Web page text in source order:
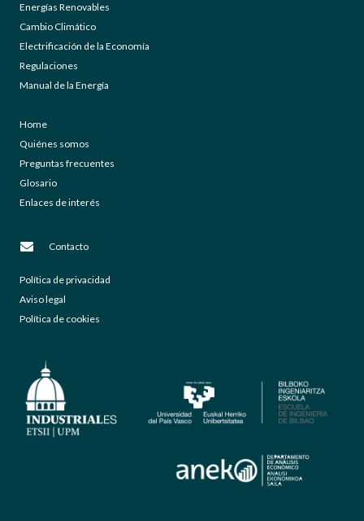
Energías Renovables
Cambio Climático
Electrificación de la Economía
Regulaciones
Manual de la Energía
Home
Quiénes somos
Preguntas frecuentes
Glosario
Enlaces de interés
Contacto
Política de privacidad
Aviso legal
Política de cookies